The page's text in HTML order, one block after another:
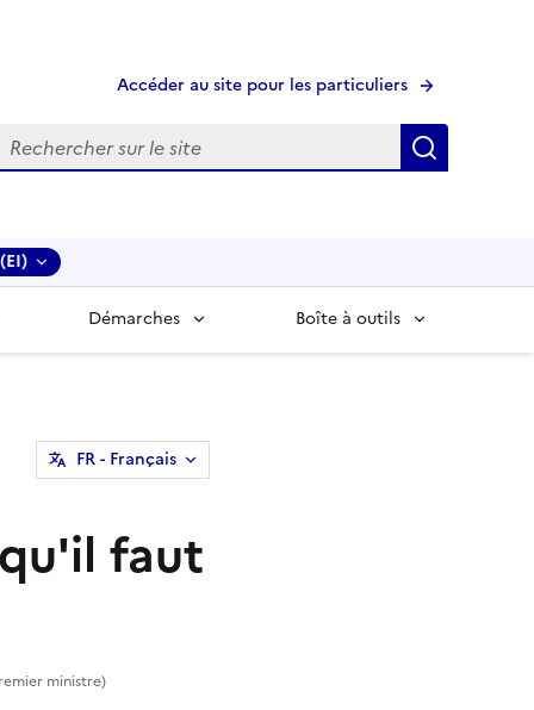
Accéder au site pour les particuliers
Recherche
Démarches Boîte à outils
FR- Français
faut
ministre)